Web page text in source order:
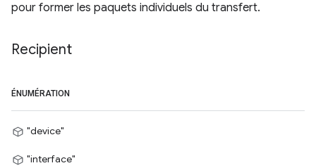
pour former les paquets individuels du transfert.
Recipient
ÉNUMÉRATION
"device"
"interface"